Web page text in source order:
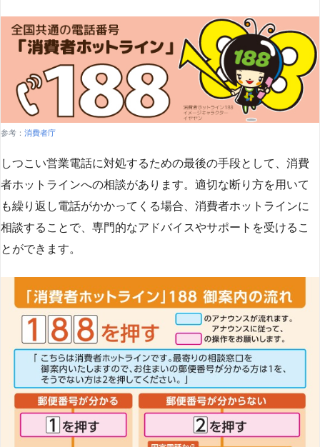
参考： 消費者庁
しつこい営業電話に対処するための最後の手段として、消費
者ホットラインへの相談があります。適切な断り方を用いて
も繰り返し電話がかかってくる場合、消費者ホットラインに
相談することで、専門的なアドバイスやサポートを受けるこ
とができます​​。